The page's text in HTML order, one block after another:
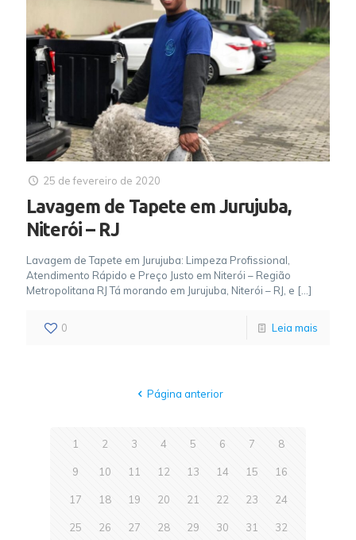
25 de fevereiro de 2020
Lavagem de Tapete em Jurujuba,
Niterói – RJ
Lavagem de Tapete em Jurujuba: Limpeza Profissional,
Atendimento Rápido e Preço Justo em Niterói – Região
Metropolitana RJ Tá morando em Jurujuba, Niterói – RJ, e […]
0 Leia mais
Página anterior
1 2 3 4 5 6 7 8
9 10 11 12 13 14 15 16
17 18 19 20 21 22 23 24
25 26 27 28 29 30 31 32